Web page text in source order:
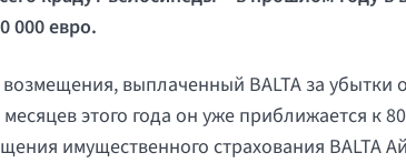
000 евро.
выплаченный BALTA за убытки
этого года он уже приближается к
имущественного страхования BALTA